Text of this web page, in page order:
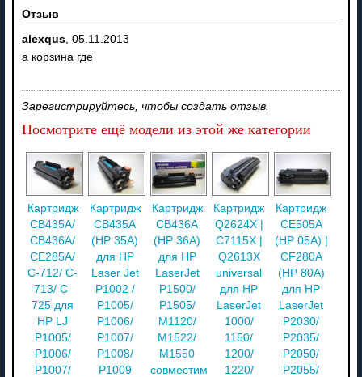
Отзыв
alexqus, 05.11.2013
а корзина где
Зарегистрируйтесь, чтобы создать отзыв.
Посмотрите ещё модели из этой же категории
Картридж
CB435A/
CB436A/
CE285A/
C-712/ C-
713/ C-
725 для
HP LJ
P1005/
P1006/
P1007/
Картридж
CB435A
(HP 35A)
для HP
Laser Jet
P1002 /
P1005/
P1006/
P1007/
P1008/
P1009
Картридж
CB436A
(HP 36A)
для HP
LaserJet
P1500/
P1505/
M1120/
M1522/
M1550
совместимый
Картридж
Q2624X |
C7115X |
Q2613X
universal
для HP
LaserJet
1000/
1150/
1200/
1220/
Картридж
CE505A
(HP 05A) |
CF280A
(HP 80A)
для HP
LaserJet
P2030/
P2035/
P2050/
P2055/